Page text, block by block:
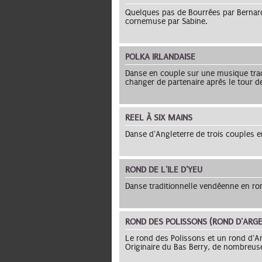
Quelques pas de Bourrées par
cornemuse par Sabine.
POLKA IRLANDAISE
Danse en couple sur une musique
changer de partenaire après le tour
REEL À SIX MAINS
Danse d'Angleterre de trois couples
ROND DE L'ILE D'YEU
Danse traditionnelle vendéenne en
ROND DES POLISSONS (ROND
Le rond des Polissons et un rond
Originaire du Bas Berry, de